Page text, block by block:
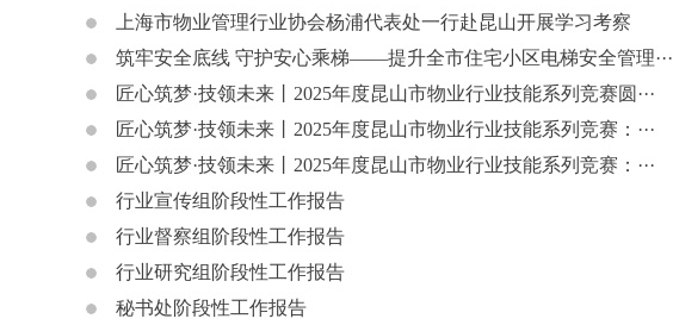
上海市物业管理行业协会杨浦代表处一行赴昆山开展学习考察
筑牢安全底线 守护安心乘梯——提升全市住宅小区电梯安全管理···
匠心筑梦·技领未来丨2025年度昆山市物业行业技能系列竞赛圆···
匠心筑梦·技领未来丨2025年度昆山市物业行业技能系列竞赛：···
匠心筑梦·技领未来丨2025年度昆山市物业行业技能系列竞赛：···
行业宣传组阶段性工作报告
行业督察组阶段性工作报告
行业研究组阶段性工作报告
秘书处阶段性工作报告